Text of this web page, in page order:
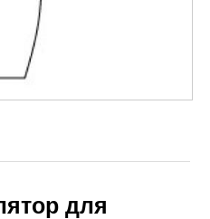
для